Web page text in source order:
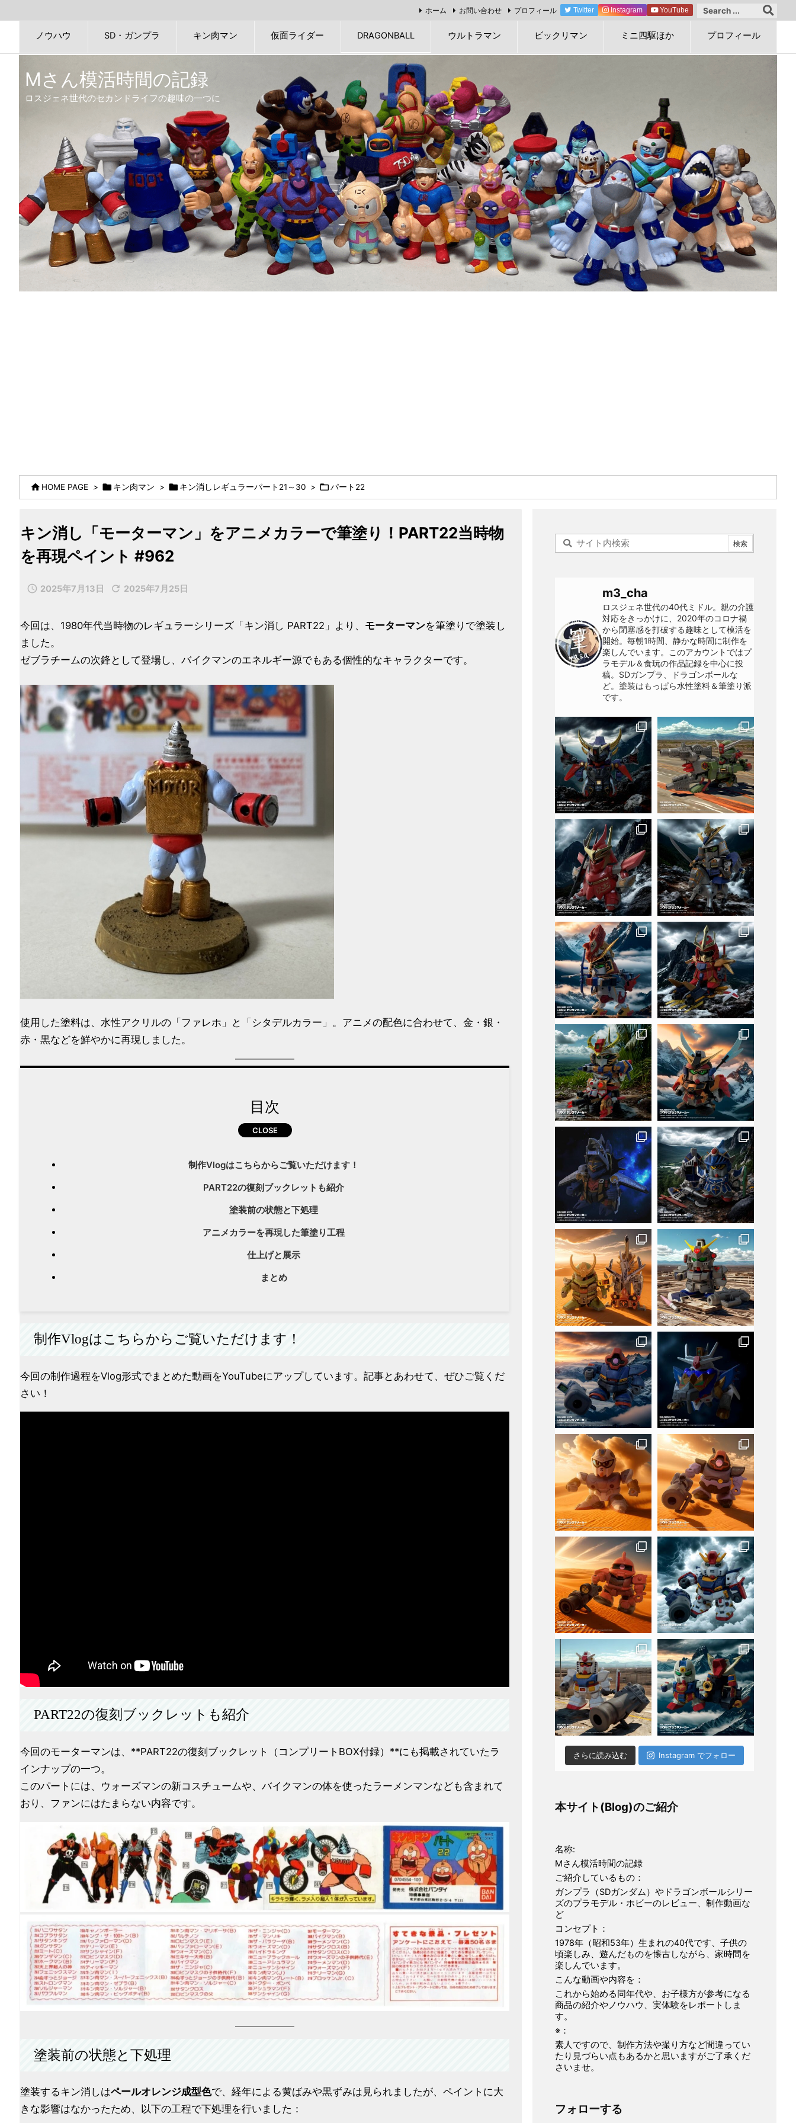
ノウハウ SD・ガンプラ キン肉マン 仮面ライダー DRAGONBALL ウルトラマン ビックリマン ミニ四駆ほか プロフィール
ホーム お問い合わせ プロフィール Twitter Instagram YouTube
Mさん模活時間の記録
ロスジェネ世代のセカンドライフの趣味の一つに
 HOME PAGE > キン肉マン > キン消しレギュラーパート21～30 > パート22
キン消し「モーターマン」をアニメカラーで筆塗り！PART22当時物
を再現ペイント #962
 2025年7月13日  2025年7月25日
今回は、1980年代当時物のレギュラーシリーズ「キン消し PART22」より、 モーターマンを筆塗りで塗装し
ました。
ゼブラチームの次鋒として登場し、バイクマンのエネルギー源でもある個性的なキャラクターです。
使用した塗料は、水性アクリルの「ファレホ」と「シタデルカラー」。アニメの配色に合わせて、金・銀・
赤・黒などを鮮やかに再現しました。
目次
制作Vlogはこちらからご覧いただけます！
PART22の復刻ブックレットも紹介
塗装前の状態と下処理
アニメカラーを再現した筆塗り工程
仕上げと展示
まとめ
制作Vlogはこちらからご覧いただけます！
今回の制作過程をVlog形式でまとめた動画をYouTubeにアップしています。記事とあわせて、ぜひご覧くだ
さい！
PART22の復刻ブックレットも紹介
今回のモーターマンは、**PART22の復刻ブックレット（コンプリートBOX付録）**にも掲載されていたラ
インナップの一つ。
このパートには、ウォーズマンの新コスチュームや、バイクマンの体を使ったラーメンマンなども含まれて
おり、ファンにはたまらない内容です。
塗装前の状態と下処理
塗装するキン消しはペールオレンジ成型色で、経年による黄ばみや黒ずみは見られましたが、ペイントに大
きな影響はなかったため、以下の工程で下処理を行いました：
m3_cha
ロスジェネ世代の40代ミドル。親の介護
対応をきっかけに、2020年のコロナ禍
から閉塞感を打破する趣味として模活を
開始。毎朝1時間、静かな時間に制作を
楽しんでいます。このアカウントではプ
ラモデル＆食玩の作品記録を中心に投
稿。SDガンプラ、ドラゴンボールな
ど。塗装はもっぱら水性塗料＆筆塗り派
です。
さらに読み込む Instagram でフォロー
本サイト(Blog)のご紹介
名称:
Mさん模活時間の記録
ご紹介しているもの：
ガンプラ（SDガンダム）やドラゴンボールシリー
ズのプラモデル・ホビーのレビュー、制作動画な
ど
コンセプト：
1978年（昭和53年）生まれの40代です、子供の
頃楽しみ、遊んだものを懐古しながら、家時間を
楽しんでいます。
こんな動画や内容を：
これから始める同年代や、お子様方が参考になる
商品の紹介やノウハウ、実体験をレポートしま
す。
※：
素人ですので、制作方法や撮り方など間違ってい
たり見づらい点もあるかと思いますがご了承くだ
さいませ。
フォローする